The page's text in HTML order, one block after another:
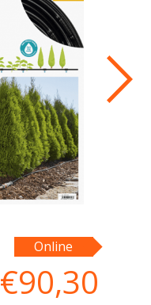
Online
€90,30